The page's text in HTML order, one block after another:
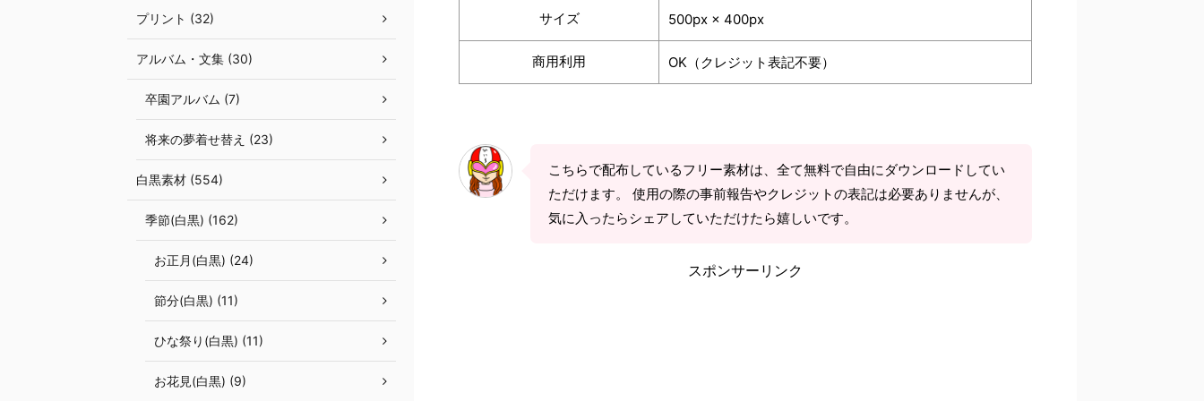
サイズ 500px × 400px
商用利用 OK（クレジット表記不要）
こちらで配布しているフリー素材は、全て無料で自由にダウンロードしてい
ただけます。 使用の際の事前報告やクレジットの表記は必要ありませんが、
気に入ったらシェアしていただけたら嬉しいです。
スポンサーリンク
プリント (32)
アルバム・文集 (30)
卒園アルバム (7)
将来の夢着せ替え (23)
白黒素材 (554)
季節(白黒) (162)
お正月(白黒) (24)
節分(白黒) (11)
ひな祭り(白黒) (11)
お花見(白黒) (9)